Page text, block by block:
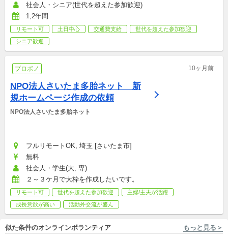
社会人・シニア(世代を超えた参加歓迎)
1,2年間
リモート可 土日中心 交通費支給
世代を超えた参加歓迎
シニア歓迎
プロボノ 10ヶ月前
NPO法人さいたま多胎ネット　新
規ホームページ作成の依頼
NPO法人さいたま多胎ネット
フルリモートOK, 埼玉 [さいたま市]
無料
社会人・学生(大, 専)
２～３ケ月で大枠を作成したいです。
リモート可 世代を超えた参加歓迎
主婦/主夫が活躍
成長意欲が高い
活動外交流が盛ん
似た条件のオンラインボランティア もっと見る＞